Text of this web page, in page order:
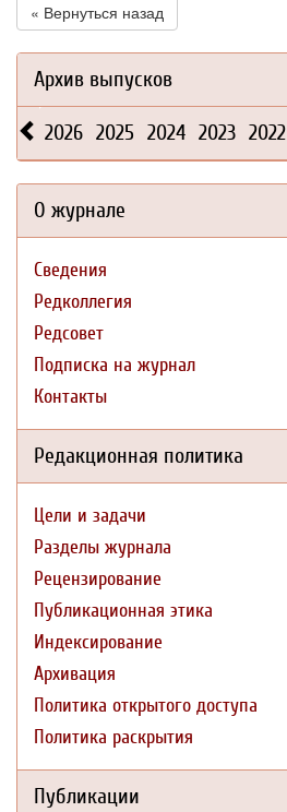
« Вернуться назад
Архив выпусков
2026 2025 2024 2023 2022
О журнале
Сведения
Редколлегия
Редсовет
Подписка на журнал
Контакты
Редакционная политика
Цели и задачи
Разделы журнала
Рецензирование
Публикационная этика
Индексирование
Архивация
Политика открытого доступа
Политика раскрытия
Публикации